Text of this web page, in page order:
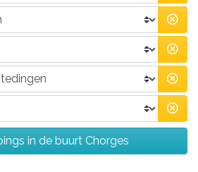
in de buurt Chorges